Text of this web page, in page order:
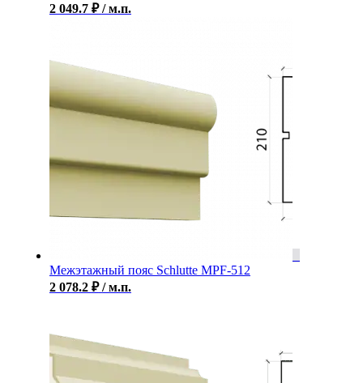
2 049.7 ₽ / м.п.
Межэтажный пояс Schlutte MPF-512
2 078.2 ₽ / м.п.